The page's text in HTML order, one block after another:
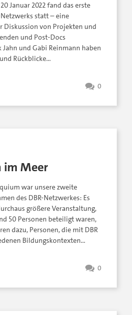
Januar 2022 fand das erste
statt – eine
Diskussion von Projekten und
und Post-Docs
und Gabi Reinmann haben
Rückblicke…
0
im Meer
war unsere zweite
des DBR-Netzwerkes: Es
größere Veranstaltung,
50 Personen beteiligt waren,
dazu, Personen, die mit DBR
Bildungskontexten…
0